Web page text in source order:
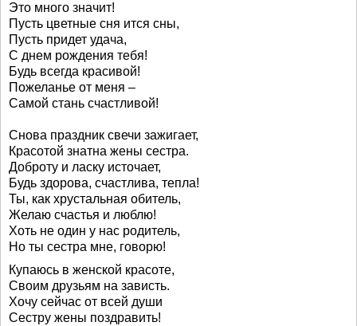
Это много значит!
Пусть цветные сня ится сны,
Пусть придет удача,
С днем рождения тебя!
Будь всегда красивой!
Пожеланье от меня –
Самой стань счастливой!
Снова праздник свечи зажигает,
Красотой знатна жены сестра.
Доброту и ласку источает,
Будь здорова, счастлива, тепла!
Ты, как хрустальная обитель,
Желаю счастья и люблю!
Хоть не один у нас родитель,
Но ты сестра мне, говорю!
Купаюсь в женской красоте,
Своим друзьям на зависть.
Хочу сейчас от всей души
Сестру жены поздравить!